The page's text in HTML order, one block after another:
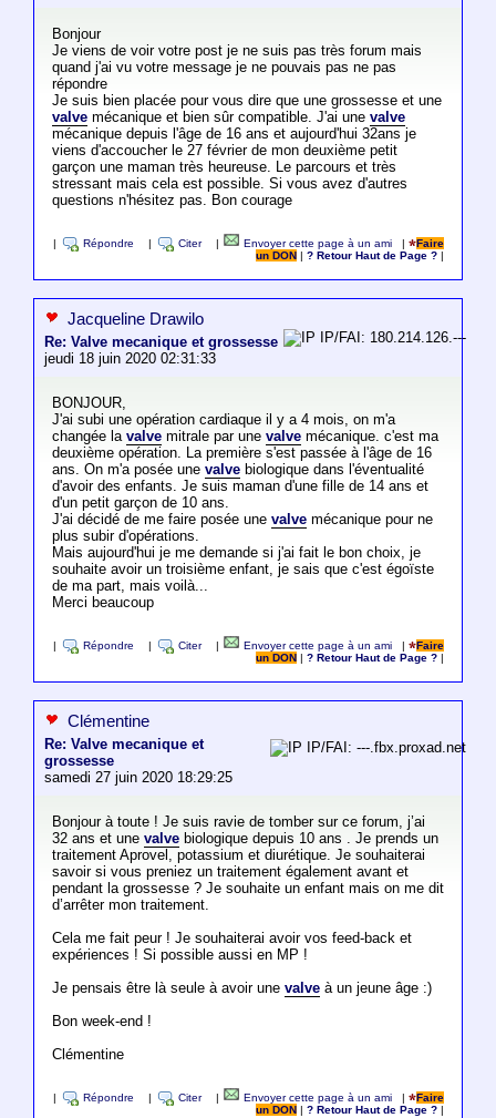
Bonjour
Je viens de voir votre post je ne suis pas très forum mais
quand j'ai vu votre message je ne pouvais pas ne pas
répondre
Je suis bien placée pour vous dire que une grossesse et une
valvemécanique et bien sûr compatible. J'ai une valve
mécanique depuis l'âge de 16 ans et aujourd'hui 32ans je
viens d'accoucher le 27 février de mon deuxième petit
garçon une maman très heureuse. Le parcours et très
stressant mais cela est possible. Si vous avez d'autres
questions n'hésitez pas. Bon courage
Répondre Citer Envoyer cette page à un ami |
Faire
un DON
|? Retour Haut de Page ?
Jacqueline Drawilo
Re: Valve mecanique et grossesse
jeudi 18 juin 2020 02:31:33
IP/FAI: 180.214.126.---
BONJOUR,
J'ai subi une opération cardiaque il y a 4 mois, on m'a
changée la valvemitrale par une valvemécanique. c'est ma
deuxième opération. La première s'est passée à l'âge de 16
ans. On m'a posée une valvebiologique dans l'éventualité
d'avoir des enfants. Je suis maman d'une fille de 14 ans et
d'un petit garçon de 10 ans.
J'ai décidé de me faire posée une valvemécanique pour ne
plus subir d'opérations.
Mais aujourd'hui je me demande si j'ai fait le bon choix, je
souhaite avoir un troisième enfant, je sais que c'est égoïste
de ma part, mais voilà...
Merci beaucoup
Répondre Citer Envoyer cette page à un ami |
Faire
un DON
|? Retour Haut de Page ?
Clémentine
Re: Valve mecanique et
grossesse
samedi 27 juin 2020 18:29:25
IP/FAI: ---.fbx.proxad.net
Bonjour à toute ! Je suis ravie de tomber sur ce forum, j’ai
32 ans et une valvebiologique depuis 10 ans . Je prends un
traitement Aprovel, potassium et diurétique. Je souhaiterai
savoir si vous preniez un traitement également avant et
pendant la grossesse ? Je souhaite un enfant mais on me dit
d’arrêter mon traitement.
Cela me fait peur ! Je souhaiterai avoir vos feed-back et
expériences ! Si possible aussi en MP !
Je pensais être là seule à avoir une valveà un jeune âge :)
Bon week-end !
Clémentine
Répondre Citer Envoyer cette page à un ami |
Faire
un DON
|? Retour Haut de Page ?